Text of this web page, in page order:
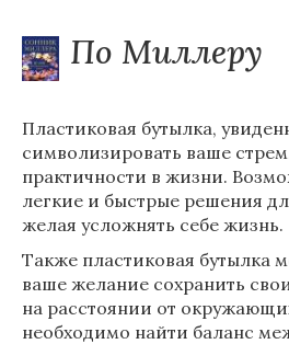
По Миллеру
Пластиковая бутылка,
символизировать ваше
практичности в жизни.
легкие и быстрые решения
желая усложнять себе жизнь.
Также пластиковая бутылка
ваше желание сохранить
на расстоянии от
необходимо найти баланс